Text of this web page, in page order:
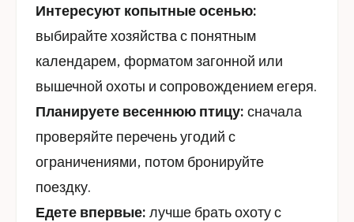
Интересуют копытные осенью:
выбирайте хозяйства с понятным
календарем, форматом загонной или
вышечной охоты и сопровождением егеря.
Планируете весеннюю птицу: сначала
проверяйте перечень угодий с
ограничениями, потом бронируйте
поездку.
Едете впервые: лучше брать охоту с